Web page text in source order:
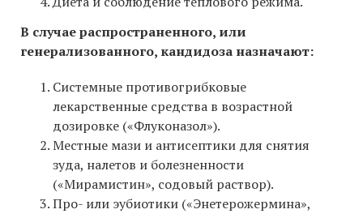
В случае распространенного, или
генерализованного, кандидоза назначают:
Системные противогрибковые
лекарственные средства в возрастной
дозировке («Флуконазол»).
Местные мази и антисептики для снятия
зуда, налетов и болезненности
(«Мирамистин», содовый раствор).
Про- или эубиотики («Энетерожермина»,